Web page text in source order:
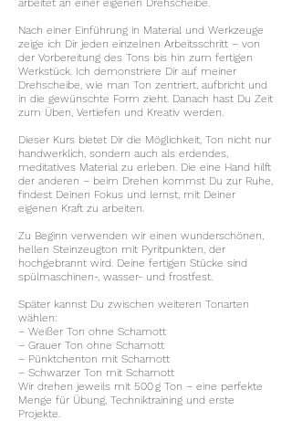
.
N
o
v
.
Nach einer Einführung in Material und Werkzeuge
zeige ich Dir jeden einzelnen Arbeitsschritt – von
der Vorbereitung des Tons bis hin zum fertigen
Werkstück. Ich demonstriere Dir auf meiner
Drehscheibe, wie man Ton zentriert, aufbricht und
in die gewünschte Form zieht. Danach hast Du Zeit
zum Üben, Vertiefen und Kreativ werden.
Dieser Kurs bietet Dir die Möglichkeit, Ton nicht nur
handwerklich, sondern auch als erdendes,
meditatives Material zu erleben. Die eine Hand hilft
der anderen – beim Drehen kommst Du zur Ruhe,
findest Deinen Fokus und lernst, mit Deiner
eigenen Kraft zu arbeiten.
Zu Beginn verwenden wir einen wunderschönen,
hellen Steinzeugton mit Pyritpunkten, der
hochgebrannt wird. Deine fertigen Stücke sind
spülmaschinen-, wasser- und frostfest.
Später kannst Du zwischen weiteren Tonarten
wählen:
– Weißer Ton ohne Schamott
– Grauer Ton ohne Schamott
– Pünktchenton mit Schamott
– Schwarzer Ton mit Schamott
Wir drehen jeweils mit 500 g Ton – eine perfekte
Menge für Übung, Techniktraining und erste
Projekte.